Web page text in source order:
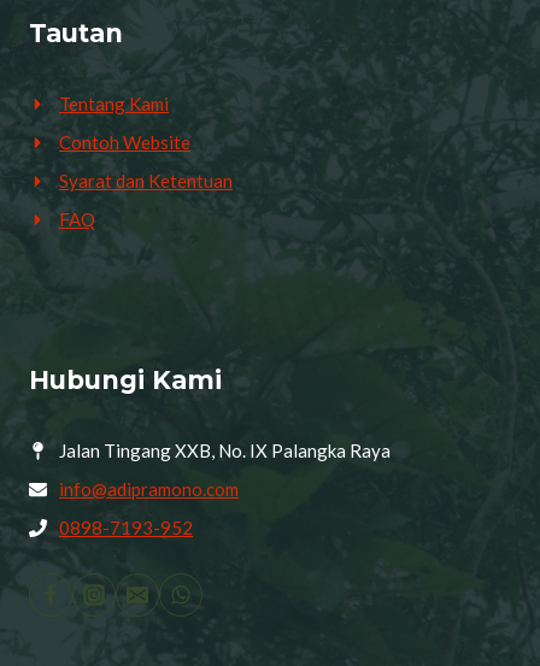
Tautan
Tentang Kami
Contoh Website
Syarat dan Ketentuan
FAQ
Hubungi Kami
Jalan Tingang XXB, No. IX Palangka Raya
info@adipramono.com
0898-7193-952